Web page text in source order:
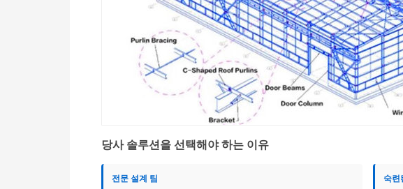
당사 솔루션을 선택해야 하는 이유
전문 설계 팀 숙련